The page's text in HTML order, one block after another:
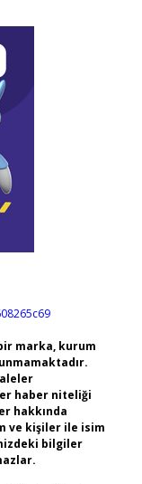
marka, kurum
haber niteliği
hakkında
ve kişiler ile isim
bilgiler